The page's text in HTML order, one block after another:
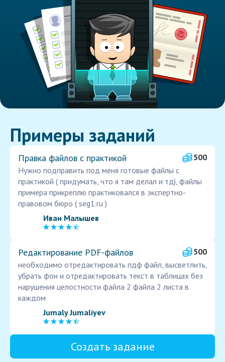
Примеры заданий
Правка файлов с практикой
500
Нужно подправить под меня готовые файлы с
практикой ( придумать, что я там делал и тд), файлы
примера прикреплю практиковался в экспертно-
правовом бюро ( seg1.ru )
Иван Малышев
Редактирование PDF-файлов
500
необходимо отредактировать пдф файл, высветлить,
убрать фон и отредактировать текст в таблицах без
нарушения целостности файла 2 файла 2 листа в
каждом
Jumaly Jumaliyev
Создать задание